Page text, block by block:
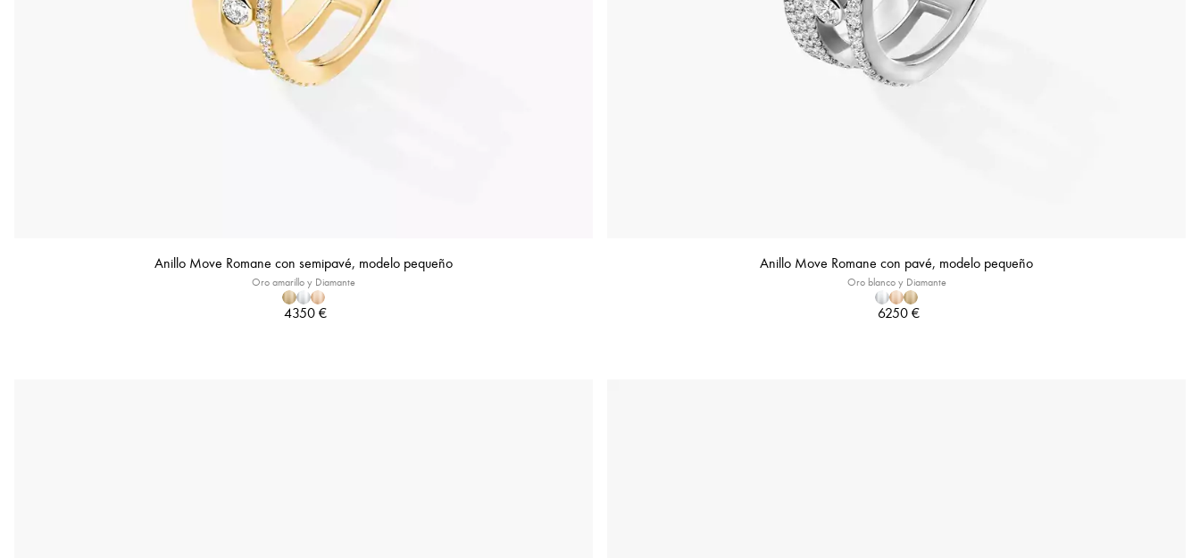
Anillo Move Romane con semipavé, modelo pequeño
Oro amarillo y Diamante
4350 €
Anillo Move Romane con pavé, modelo pequeño
Oro blanco y Diamante
6250 €